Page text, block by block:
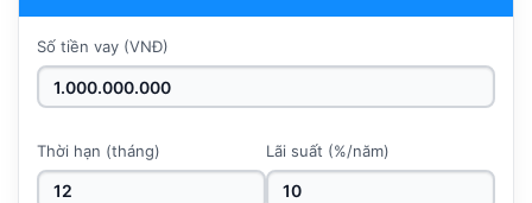
Số tiền vay (VNĐ)
Thời hạn (tháng) Lãi suất (%/năm)